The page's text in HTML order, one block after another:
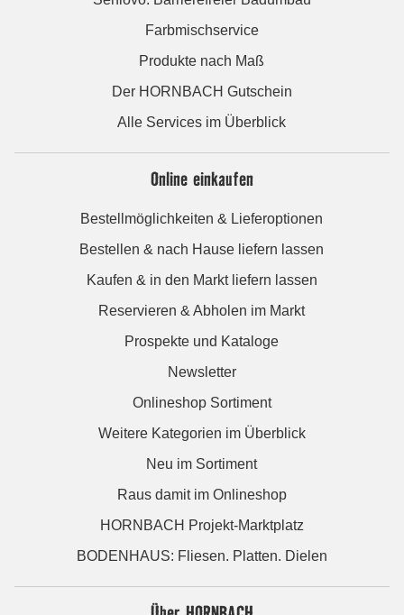
Farbmischservice
Produkte nach Maß
Der HORNBACH Gutschein
Alle Services im Überblick
Online einkaufen
Bestellmöglichkeiten & Lieferoptionen
Bestellen & nach Hause liefern lassen
Kaufen & in den Markt liefern lassen
Reservieren & Abholen im Markt
Prospekte und Kataloge
Newsletter
Onlineshop Sortiment
Weitere Kategorien im Überblick
Neu im Sortiment
Raus damit im Onlineshop
HORNBACH Projekt-Marktplatz
BODENHAUS: Fliesen. Platten. Dielen